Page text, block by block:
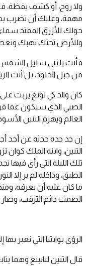
ولا روح، أو كشف يقظة،
مهمة، وعليك أن تضرب
حولك للأزرق الممتد
وللأرض تحتك تهبك
فأنت يا بني سليل الشمس
من جبل الخلود، بل أنت
كان والد كي تونغ يربت
الصبي الذي سيكون عما
العالم ويهزم التنين
إن جد جده حدثه عن أحد
التنين، وابنه الملك كوان
تلك الليلة التي رأى فيها
الطبق، وداخله لم ير إلا
ما كان عليه أن يعرفه،
الصمت دائم الترقب، وصار
الرؤى بوابتنا التي نعبر
قال التنين لتايبنغ وهما